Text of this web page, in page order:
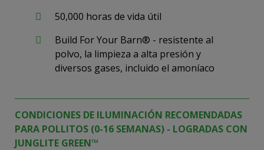
50,000 horas de vida útil
Build For Your Barn® - resistente al
polvo, la limpieza a alta presión y
diversos gases, incluido el amoníaco
CONDICIONES DE ILUMINACIÓN RECOMENDADAS
PARA POLLITOS (0-16 SEMANAS) - LOGRADAS CON
JUNGLITE GREEN™